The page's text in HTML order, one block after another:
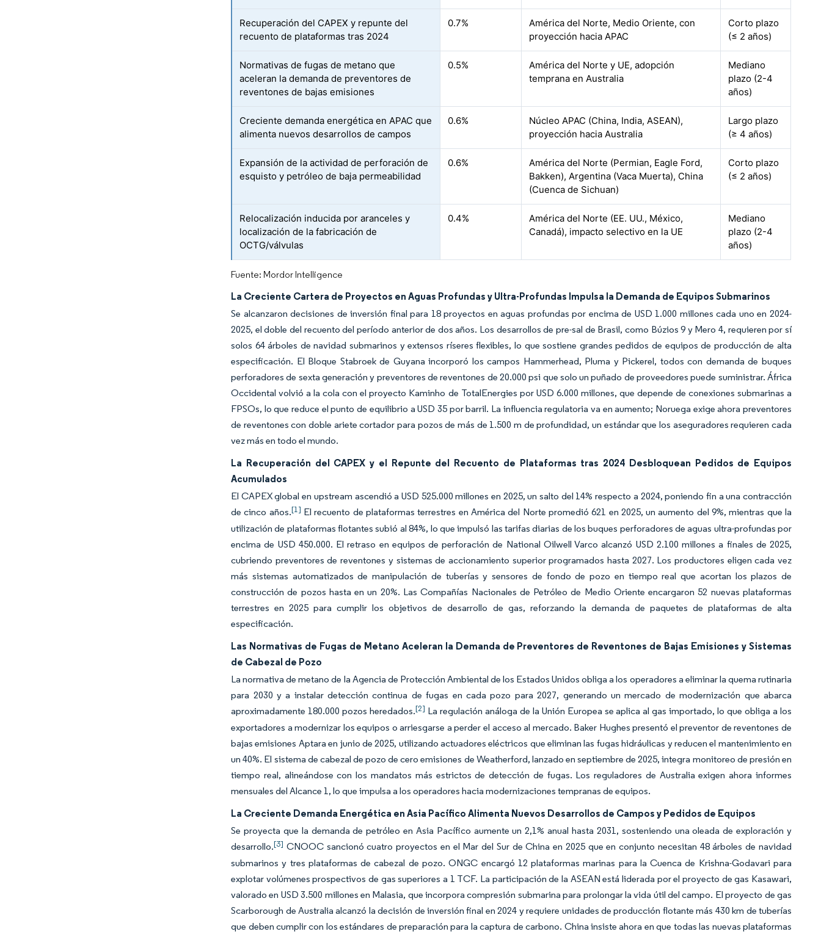
Recuperación del CAPEX y repunte del
recuento de plataformas tras 2024
0.7%
América del Norte, Medio Oriente, con
proyección hacia APAC
Corto plazo
(≤ 2 años)
Normativas de fugas de metano que
aceleran la demanda de preventores de
reventones de bajas emisiones
0.5%
América del Norte y UE, adopción
temprana en Australia
Mediano
plazo (2-4
años)
Creciente demanda energética en APAC que
alimenta nuevos desarrollos de campos
0.6%
Núcleo APAC (China, India, ASEAN),
proyección hacia Australia
Largo plazo
(≥ 4 años)
Expansión de la actividad de perforación de
esquisto y petróleo de baja permeabilidad
0.6%
América del Norte (Permian, Eagle Ford,
Bakken), Argentina (Vaca Muerta), China
(Cuenca de Sichuan)
Corto plazo
(≤ 2 años)
Relocalización inducida por aranceles y
localización de la fabricación de
OCTG/válvulas
0.4%
América del Norte (EE. UU., México,
Canadá), impacto selectivo en la UE
Mediano
plazo (2-4
años)
Fuente: Mordor Intelligence
La Creciente Cartera de Proyectos en Aguas Profundas y Ultra-Profundas Impulsa la Demanda de Equipos Submarinos
Se alcanzaron decisiones de inversión final para 18 proyectos en aguas profundas por encima de USD 1.000 millones cada uno en 2024-
2025, el doble del recuento del período anterior de dos años. Los desarrollos de pre-sal de Brasil, como Búzios 9 y Mero 4, requieren por sí
solos 64 árboles de navidad submarinos y extensos ríseres flexibles, lo que sostiene grandes pedidos de equipos de producción de alta
especificación. El Bloque Stabroek de Guyana incorporó los campos Hammerhead, Pluma y Pickerel, todos con demanda de buques
perforadores de sexta generación y preventores de reventones de 20.000 psi que solo un puñado de proveedores puede suministrar. África
Occidental volvió a la cola con el proyecto Kaminho de TotalEnergies por USD 6.000 millones, que depende de conexiones submarinas a
FPSOs, lo que reduce el punto de equilibrio a USD 35 por barril. La influencia regulatoria va en aumento; Noruega exige ahora preventores
de reventones con doble ariete cortador para pozos de más de 1.500 m de profundidad, un estándar que los aseguradores requieren cada
vez más en todo el mundo.
La Recuperación del CAPEX y el Repunte del Recuento de Plataformas tras 2024 Desbloquean Pedidos de Equipos
Acumulados
El CAPEX global en upstream ascendió a USD 525.000 millones en 2025, un salto del 14% respecto a 2024, poniendo fin a una contracción
de cinco años.[1] El recuento de plataformas terrestres en América del Norte promedió 621 en 2025, un aumento del 9%, mientras que la
utilización de plataformas flotantes subió al 84%, lo que impulsó las tarifas diarias de los buques perforadores de aguas ultra-profundas por
encima de USD 450.000. El retraso en equipos de perforación de National Oilwell Varco alcanzó USD 2.100 millones a finales de 2025,
cubriendo preventores de reventones y sistemas de accionamiento superior programados hasta 2027. Los productores eligen cada vez
más sistemas automatizados de manipulación de tuberías y sensores de fondo de pozo en tiempo real que acortan los plazos de
construcción de pozos hasta en un 20%. Las Compañías Nacionales de Petróleo de Medio Oriente encargaron 52 nuevas plataformas
terrestres en 2025 para cumplir los objetivos de desarrollo de gas, reforzando la demanda de paquetes de plataformas de alta
especificación.
Las Normativas de Fugas de Metano Aceleran la Demanda de Preventores de Reventones de Bajas Emisiones y Sistemas
de Cabezal de Pozo
La normativa de metano de la Agencia de Protección Ambiental de los Estados Unidos obliga a los operadores a eliminar la quema rutinaria
para 2030 y a instalar detección continua de fugas en cada pozo para 2027, generando un mercado de modernización que abarca
aproximadamente 180.000 pozos heredados.[2] La regulación análoga de la Unión Europea se aplica al gas importado, lo que obliga a los
exportadores a modernizar los equipos o arriesgarse a perder el acceso al mercado. Baker Hughes presentó el preventor de reventones de
bajas emisiones Aptara en junio de 2025, utilizando actuadores eléctricos que eliminan las fugas hidráulicas y reducen el mantenimiento en
un 40%. El sistema de cabezal de pozo de cero emisiones de Weatherford, lanzado en septiembre de 2025, integra monitoreo de presión en
tiempo real, alineándose con los mandatos más estrictos de detección de fugas. Los reguladores de Australia exigen ahora informes
mensuales del Alcance 1, lo que impulsa a los operadores hacia modernizaciones tempranas de equipos.
La Creciente Demanda Energética en Asia Pacífico Alimenta Nuevos Desarrollos de Campos y Pedidos de Equipos
Se proyecta que la demanda de petróleo en Asia Pacífico aumente un 2,1% anual hasta 2031, sosteniendo una oleada de exploración y
desarrollo.[3] CNOOC sancionó cuatro proyectos en el Mar del Sur de China en 2025 que en conjunto necesitan 48 árboles de navidad
submarinos y tres plataformas de cabezal de pozo. ONGC encargó 12 plataformas marinas para la Cuenca de Krishna-Godavari para
explotar volúmenes prospectivos de gas superiores a 1 TCF. La participación de la ASEAN está liderada por el proyecto de gas Kasawari,
valorado en USD 3.500 millones en Malasia, que incorpora compresión submarina para prolongar la vida útil del campo. El proyecto de gas
Scarborough de Australia alcanzó la decisión de inversión final en 2024 y requiere unidades de producción flotante más 430 km de tuberías
que deben cumplir con los estándares de preparación para la captura de carbono. China insiste ahora en que todas las nuevas plataformas